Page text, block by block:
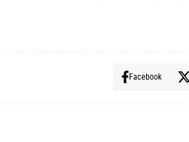
Facebook